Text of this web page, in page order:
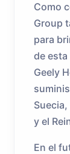
Como
Group
para
de
Geely
y el
En el